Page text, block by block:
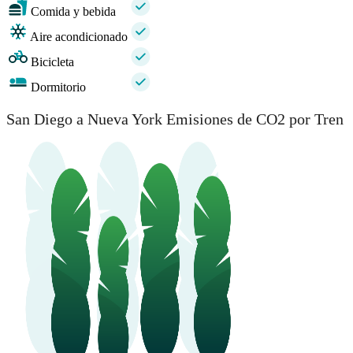
Comida y bebida
Aire acondicionado
Bicicleta
Dormitorio
San Diego a Nueva York Emisiones de CO2 por Tren